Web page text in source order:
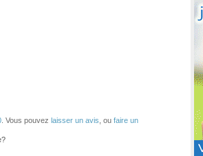
. Vous pouvez laisser un avis , ou faire un